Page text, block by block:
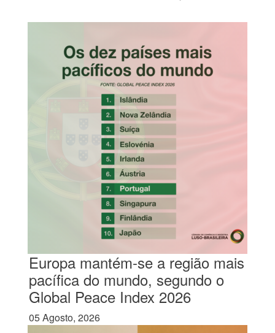
Europa mantém-se a região mais
pacífica do mundo, segundo o
Global Peace Index 2026
05 Agosto, 2026